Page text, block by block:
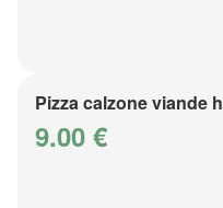
Pizza calzone viande
9.00 €